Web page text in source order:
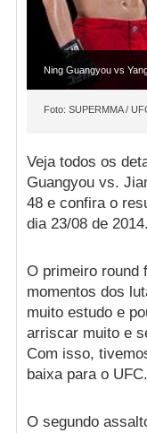
Ning Guangyou vs
Foto: SUPERMMA /
Veja todos os
Guangyou vs.
48 e confira o
dia 23/08 de 2014.
O primeiro round
momentos dos
muito estudo e
arriscar muito e
Com isso,
baixa para o UFC.
O segundo